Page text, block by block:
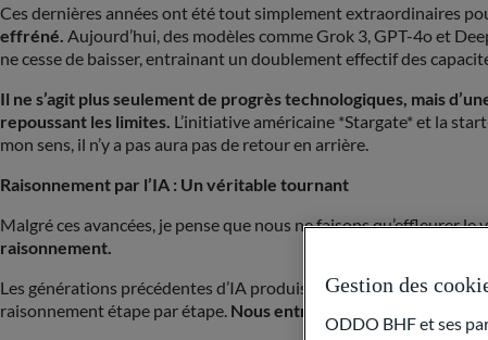
Ces dernières années ont été tout simplement extraordinaires
effréné. Aujourd’hui, des modèles comme Grok 3, GPT-4o et
ne cesse de baisser, entrainant un doublement effectif des
Il ne s’agit plus seulement de progrès technologiques, mais
repoussant les limites. L’initiative américaine *Stargate* et la
mon sens, il n’y a pas aura pas de retour en arrière.
Raisonnement par l’IA : Un véritable tournant
Malgré ces avancées, je pense que nous ne faisons qu’effleurer
raisonnement.
Les générations précédentes d’IA produisaient des réponses
raisonnement étape par étape. Nous entrons ainsi dans une
Gestion des
ODDO BHF et ses